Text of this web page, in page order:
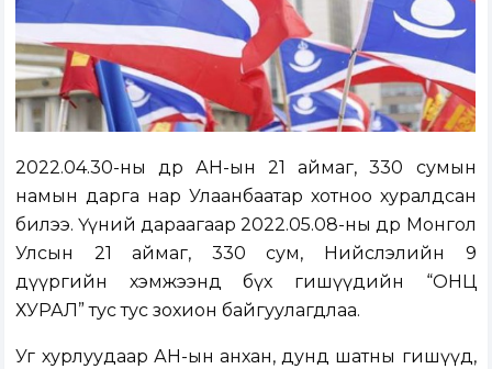
2022.04.30-ны өдөр АН-ын 21 аймаг, 330 сумын
намын дарга нар Улаанбаатар хотноо хуралдсан
билээ. Үүний дараагаар 2022.05.08-ны өдөр Монгол
Улсын 21 аймаг, 330 сум, Нийслэлийн 9
дүүргийн хэмжээнд бүх гишүүдийн “ОНЦ
ХУРАЛ” тус тус зохион байгуулагдлаа.
Уг хурлуудаар АН-ын анхан, дунд шатны гишүүд,